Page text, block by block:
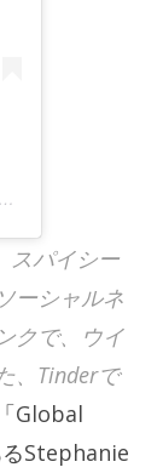
Trisha Paytas Hacmonの共有出版物（@trishapaytas）
スパイシー
ーシャルネ
クで、ウイ
、Tinderで
Global
Stephanie